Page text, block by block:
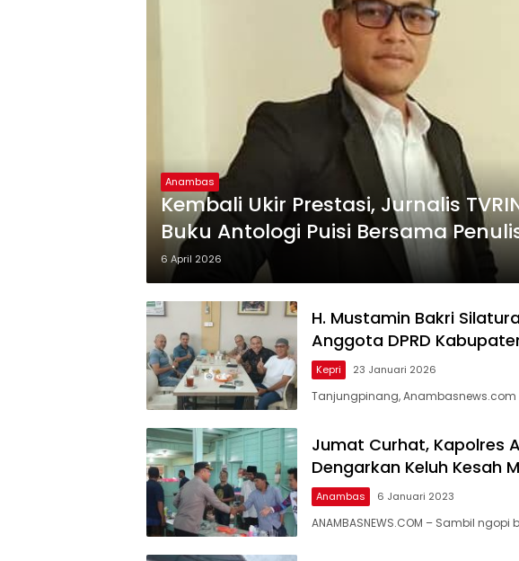
Anambas
Kembali Ukir Prestasi, Jurnalis
Buku Antologi Puisi Bersama
6 April 2026
H. Mustamin Bakri
Anggota DPRD
Kepri 23 Januari 2026
Tanjungpinang, Anambasnews.com
Jumat Curhat, Kapolres
Dengarkan Keluh Kesah
Anambas 6 Januari 2023
ANAMBASNEWS.COM – Sambil